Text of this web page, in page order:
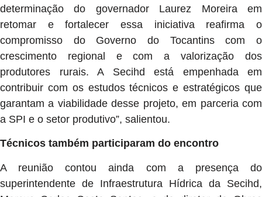
determinação do governador Laurez Moreira em
retomar e fortalecer essa iniciativa reafirma o
compromisso do Governo do Tocantins com o
crescimento regional e com a valorização dos
produtores rurais. A Secihd está empenhada em
contribuir com os estudos técnicos e estratégicos que
garantam a viabilidade desse projeto, em parceria com
a SPI e o setor produtivo”, salientou.
Técnicos também participaram do encontro
A reunião contou ainda com a presença do
superintendente de Infraestrutura Hídrica da Secihd,